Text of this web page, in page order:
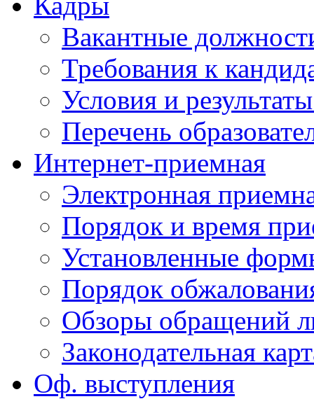
Вакантные
Требования к
Условия и
Перечень
Интернет-приемная
Электронная
Порядок и время
Установленные
Порядок
Обзоры обращений
Законодательная
Оф. выступления